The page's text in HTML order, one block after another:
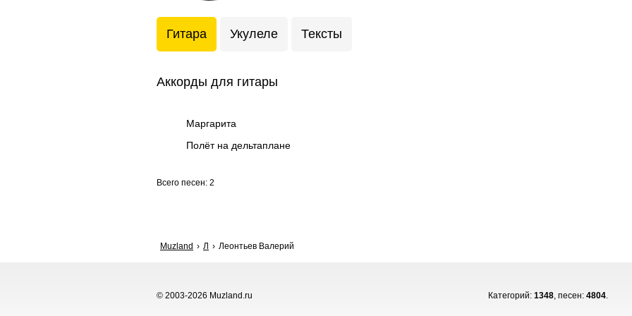
Гитара Укулеле Тексты
Аккорды для гитары
Маргарита
Полёт на дельтаплане
Всего песен: 2
Muzland Л Леонтьев Валерий
© 2003-2026 Muzland.ru Категорий: 1348, песен: 4804.